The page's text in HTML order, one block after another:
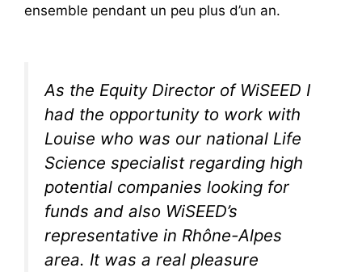
ensemble pendant un peu plus d’un an.
As the Equity Director of WiSEED I
had the opportunity to work with
Louise who was our national Life
Science specialist regarding high
potential companies looking for
funds and also WiSEED’s
representative in Rhône-Alpes
area. It was a real pleasure